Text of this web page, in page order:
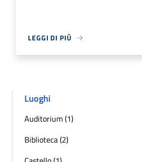
LEGGI DI PIÙ
Luoghi
Auditorium (1)
Biblioteca (2)